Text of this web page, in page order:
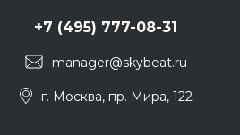
+7 (495) 777-08-31
manager@skybeat.ru
г. Москва, пр. Мира, 122